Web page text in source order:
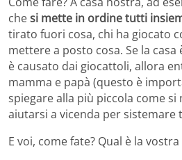
chesi mette in ordine tutti
tirato fuori cosa, chi ha giocato
mettere a posto cosa. Se la
è causato dai giocattoli, allora
mamma e papà (questo è
spiegare alla più piccola come
aiutarsi a vicenda per sistemare
E voi, come fate? Qual è la